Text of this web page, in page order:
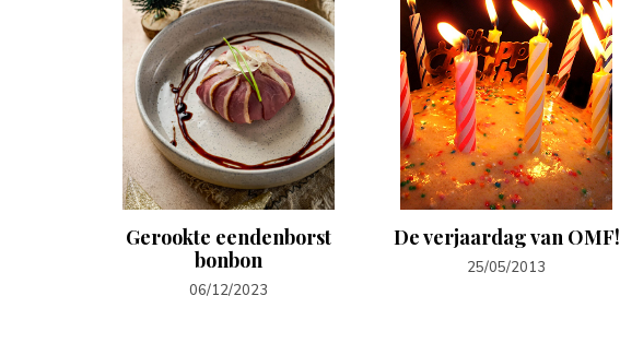
Gerookte eendenborst
bonbon
06/12/2023
De verjaardag van OMF!
25/05/2013